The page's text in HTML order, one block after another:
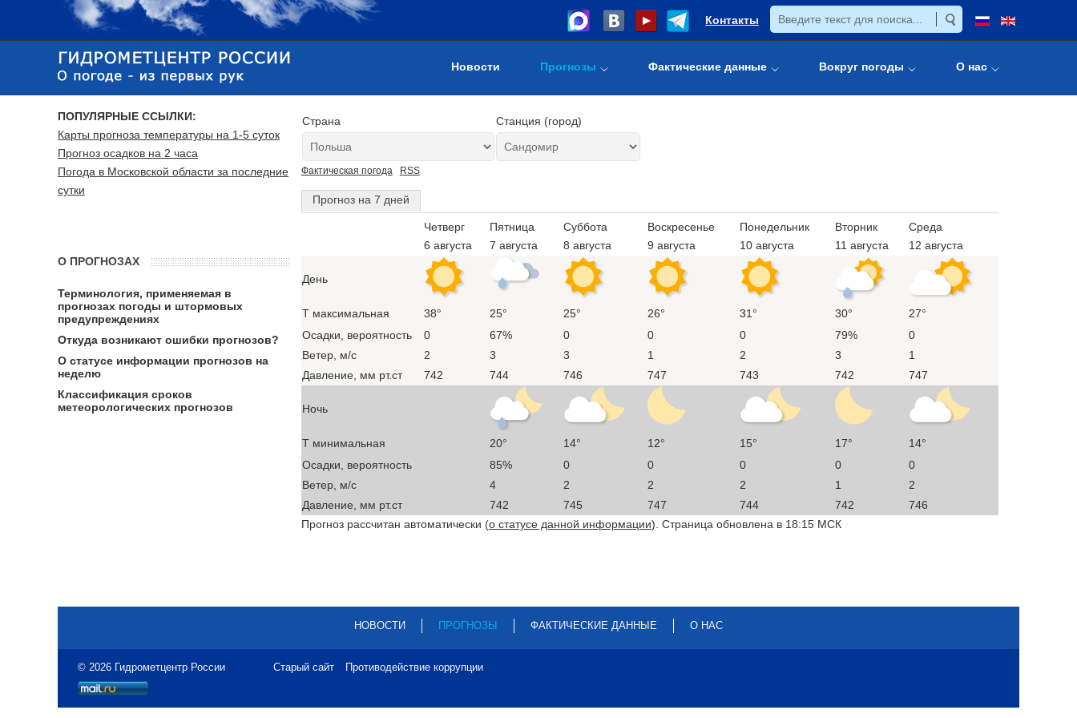
Контакты
Новости Прогнозы Фактические данные Вокруг погоды О нас
Страна Станция (город)
Фактическая погода RSS
Прогноз на 7 дней
Четверг
6 августа
Пятница
7 августа
Суббота
8 августа
Воскресенье
9 августа
Понедельник
10 августа
Вторник
11 августа
Среда
12 августа
День
T максимальная 38° 25° 25° 26° 31° 30°
27°
Осадки, вероятность
0 67% 0 0 0 79%
0
Ветер, м/с
2 3 3 1 2 3
1
Давление, мм рт.ст
742 744 746 747 743 742 747
Ночь
T минимальная 20° 14° 12° 15° 17°
14°
Осадки, вероятность
85% 0 0 0 0
0
Ветер, м/с
4 2 2 2 1
2
Давление, мм рт.ст
742 745 747 744 742
746
Прогноз рассчитан автоматически (о статусе данной информации). Страница обновлена в 18:15 МСК
ПОПУЛЯРНЫЕ ССЫЛКИ:
Карты прогноза температуры на 1-5 суток
Прогноз осадков на 2 часа
Погода в Московской области за последние
сутки
О ПРОГНОЗАХ
Терминология, применяемая в
прогнозах погоды и штормовых
предупреждениях
Откуда возникают ошибки прогнозов?
О статусе информации прогнозов на
неделю
Классификация сроков
метеорологических прогнозов
НОВОСТИ ПРОГНОЗЫ ФАКТИЧЕСКИЕ ДАННЫЕ О НАС
© 2026 Гидрометцентр России Старый сайт Противодействие коррупции